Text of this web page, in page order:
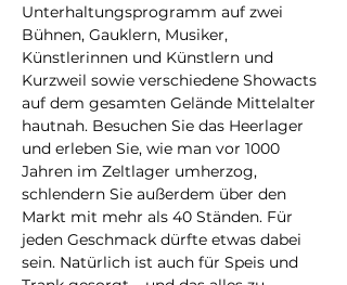
Unterhaltungsprogramm auf zwei
Bühnen, Gauklern, Musiker,
Künstlerinnen und Künstlern und
Kurzweil sowie verschiedene Showacts
auf dem gesamten Gelände Mittelalter
hautnah. Besuchen Sie das Heerlager
und erleben Sie, wie man vor 1000
Jahren im Zeltlager umherzog,
schlendern Sie außerdem über den
Markt mit mehr als 40 Ständen. Für
jeden Geschmack dürfte etwas dabei
sein. Natürlich ist auch für Speis und